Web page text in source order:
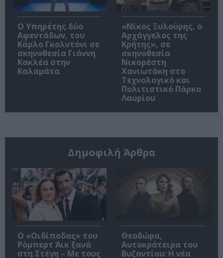
Ο Υπηρέτης δύο
Αφεντάδων, του
Κάρλο Γκολντόνι σε
σκηνοθεσία Γιάννη
Κακλέα στην
Καλαμάτα
«Νίκος Ξυλούρης, ο
Αρχάγγελος της
Κρήτης», σε
σκηνοθεσία
Νικορέστη
Χανιωτάκη στο
Τεχνολογικό και
Πολιτιστικό Πάρκο
Λαυρίου
Δημοφιλή Άρθρα
O «Οιδίποδας» του
Ρόμπερτ Άικ ξανά
στη Στέγη – Με τους
Θεοδώρα,
Αυτοκράτειρα του
Βυζαντίου: Η νέα